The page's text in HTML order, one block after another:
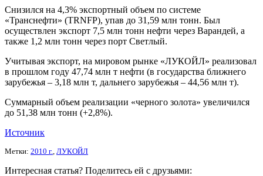
Снизился на 4,3% экспортный объем по системе
«Транснефти» (TRNFP), упав до 31,59 млн тонн. Был
осуществлен экспорт 7,5 млн тонн нефти через Варандей, а
также 1,2 млн тонн через порт Светлый.
Учитывая экспорт, на мировом рынке «ЛУКОЙЛ» реализовал
в прошлом году 47,74 млн т нефти (в государства ближнего
зарубежья – 3,18 млн т, дальнего зарубежья – 44,56 млн т).
Суммарный объем реализации «черного золота» увеличился
до 51,38 млн тонн (+2,8%).
Источник
Метки: 2010 г., ЛУКОЙЛ
Интересная статья? Поделитесь ей с друзьями: